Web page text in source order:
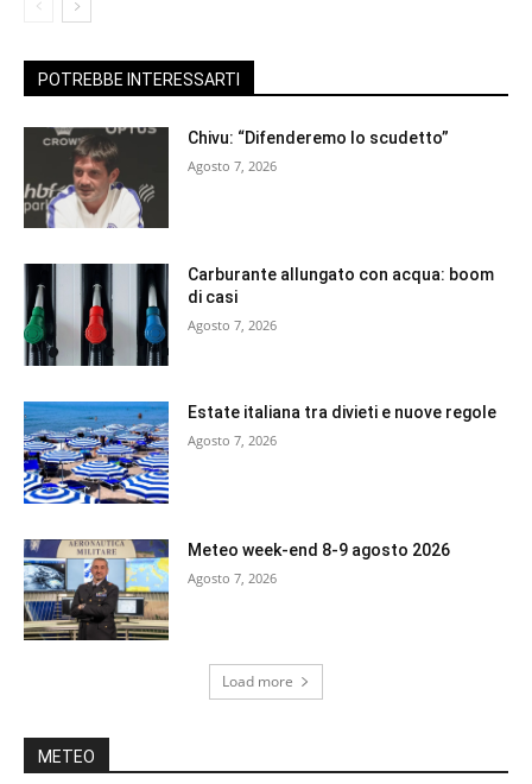
POTREBBE INTERESSARTI
Chivu: “Difenderemo lo scudetto”
Agosto 7, 2026
Carburante allungato con acqua: boom
di casi
Agosto 7, 2026
Estate italiana tra divieti e nuove regole
Agosto 7, 2026
Meteo week-end 8-9 agosto 2026
Agosto 7, 2026
Load more
METEO